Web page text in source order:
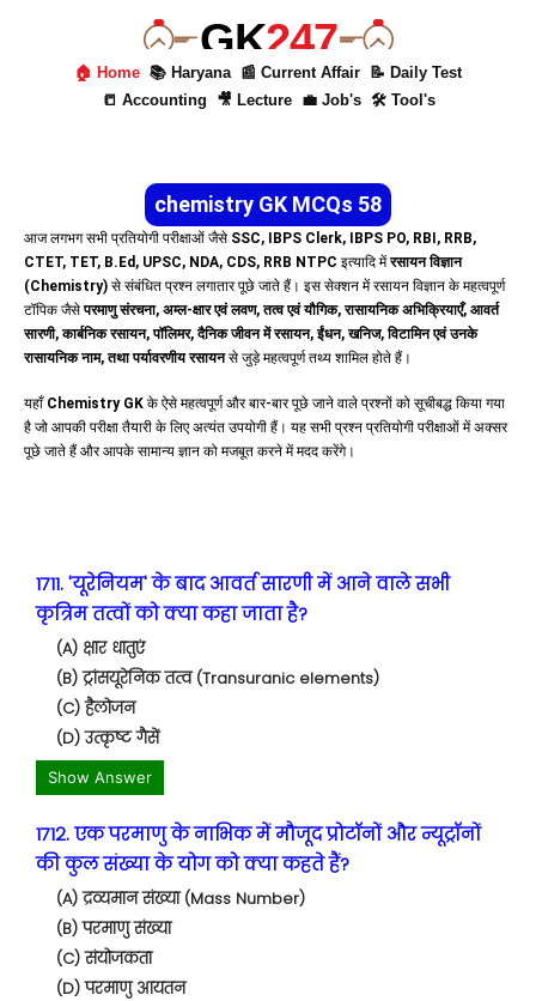
GK247
🏠 Home 📚 Haryana 📰 Current Affair
📝 Daily Test
📒 Accounting
🎥 Lecture 💼 Job's 🛠 Tool's
chemistry GK MCQs 58
आज लगभग सभी प्रतियोगी परीक्षाओं जैसे SSC, IBPS Clerk, IBPS PO, RBI, RRB,
CTET, TET, B.Ed, UPSC, NDA, CDS, RRB NTPC इत्यादि मेंरसायन विज्ञान
(Chemistry) से संबंधित प्रश्न लगातार पूछे जाते हैं। इस सेक्शन में रसायन विज्ञान के महत्वपूर्ण
टॉपिक जैसेपरमाणु संरचना, अम्ल-क्षार एवं लवण, तत्व एवं यौगिक, रासायनिक अभिक्रियाएँ, आवर्त
सारणी, कार्बनिक रसायन, पॉलिमर, दैनिक जीवन में रसायन, ईंधन, खनिज, विटामिन एवं उनके
रासायनिक नाम, तथा पर्यावरणीय रसायनसे जुड़े महत्वपूर्ण तथ्य शामिल होते हैं।
यहाँ Chemistry GK के ऐसे महत्वपूर्ण और बार-बार पूछे जाने वाले प्रश्नों को सूचीबद्ध किया गया
है जो आपकी परीक्षा तैयारी के लिए अत्यंत उपयोगी हैं। यह सभी प्रश्न प्रतियोगी परीक्षाओं में अक्सर
पूछे जाते हैं और आपके सामान्य ज्ञान को मजबूत करने में मदद करेंगे।
1711. 'यूरेनियम' के बाद आवर्त सारणी में आने वाले सभी
कृत्रिम तत्वों को क्या कहा जाता है?
(A) क्षार धातुएं
(B) ट्रांसयूरेनिक तत्व (Transuranic elements)
(C) हैलोजन
(D) उत्कृष्ट गैसें
Show Answer
1712. एक परमाणु के नाभिक में मौजूद प्रोटॉनों और न्यूट्रॉनों
की कुल संख्या के योग को क्या कहते हैं?
(A) द्रव्यमान संख्या (Mass Number)
(B) परमाणु संख्या
(C) संयोजकता
(D) परमाणु आयतन